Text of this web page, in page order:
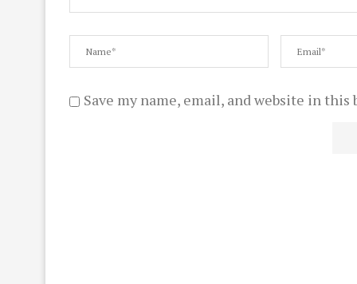
Save my name, email, and website in